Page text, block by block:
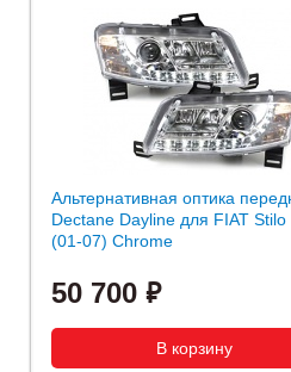
Альтернативная оптика
Dectane Dayline для FIAT Stilo
(01-07) Chrome
50 700